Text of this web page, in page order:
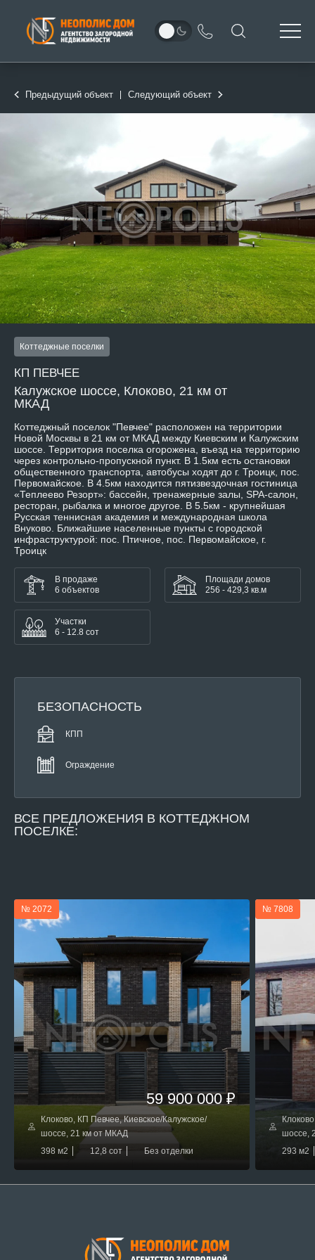
Предыдущий объект Следующий объект
Коттеджные поселки
КП ПЕВЧЕЕ
Калужское шоссе, Клоково, 21 км от
МКАД
Коттеджный поселок "Певчее" расположен на территории
Новой Москвы в 21 км от МКАД между Киевским и Калужским
шоссе. Территория поселка огорожена, въезд на территорию
через контрольно-пропускной пункт. В 1.5км есть остановки
общественного транспорта, автобусы ходят до г. Троицк, пос.
Первомайское. В 4.5км находится пятизвездочная гостиница
«Теплеево Резорт»: бассейн, тренажерные залы, SPA-салон,
ресторан, рыбалка и многое другое. В 5.5км - крупнейшая
Русская теннисная академия и международная школа
Внуково. Ближайшие населенные пункты с городской
инфраструктурой: пос. Птичное, пос. Первомайское, г.
Троицк
В продаже
6 объектов
Площади домов
256 - 429,3 кв.м
Участки
6 - 12.8 сот
БЕЗОПАСНОСТЬ
КПП
Ограждение
ВСЕ ПРЕДЛОЖЕНИЯ В КОТТЕДЖНОМ
ПОСЕЛКЕ:
№ 2072
59 900 000 ₽
Клоково, КП Певчее, Киевское/Калужское/
шоссе, 21 км от МКАД
398 м2
12,8 сот Без отделки
№ 7808
шоссе,
293 м2